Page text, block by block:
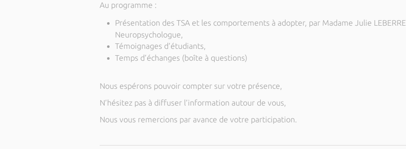
Au programme :
Présentation des TSA et les comportements à adopter, par Madame Julie LEBERRE,
Neuropsychologue,
Témoignages d’étudiants,
Temps d’échanges (boîte à questions)
Nous espérons pouvoir compter sur votre présence,
N’hésitez pas à diffuser l’information autour de vous,
Nous vous remercions par avance de votre participation.